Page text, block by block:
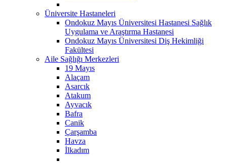
Üniversite Hastaneleri
Ondokuz Mayıs Üniversitesi Hastanesi Sağlık
Uygulama ve Araştırma Hastanesi
Ondokuz Mayıs Üniversitesi Diş Hekimliği
Fakültesi
Aile Sağlığı Merkezleri
19 Mayıs
Alaçam
Asarcık
Atakum
Ayvacık
Bafra
Canik
Çarşamba
Havza
İlkadım